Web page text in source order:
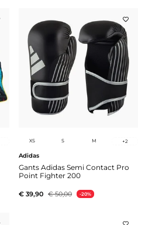
XS S M +2
Adidas
Gants Adidas Semi Contact Pro
Point Fighter 200
€ 39,90 € 50,00 -20%